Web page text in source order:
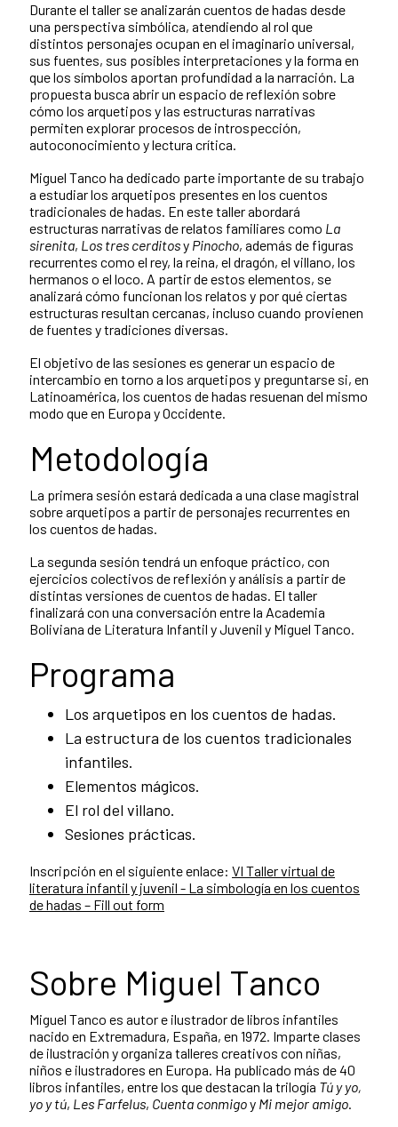
Durante el taller se analizarán cuentos de hadas desde
una perspectiva simbólica, atendiendo al rol que
distintos personajes ocupan en el imaginario universal,
sus fuentes, sus posibles interpretaciones y la forma en
que los símbolos aportan profundidad a la narración. La
propuesta busca abrir un espacio de reflexión sobre
cómo los arquetipos y las estructuras narrativas
permiten explorar procesos de introspección,
autoconocimiento y lectura crítica.
Miguel Tanco ha dedicado parte importante de su trabajo
a estudiar los arquetipos presentes en los cuentos
tradicionales de hadas. En este taller abordará
estructuras narrativas de relatos familiares como La
sirenita, Los tres cerditosy Pinocho, además de figuras
recurrentes como el rey, la reina, el dragón, el villano, los
hermanos o el loco. A partir de estos elementos, se
analizará cómo funcionan los relatos y por qué ciertas
estructuras resultan cercanas, incluso cuando provienen
de fuentes y tradiciones diversas.
El objetivo de las sesiones es generar un espacio de
intercambio en torno a los arquetipos y preguntarse si, en
Latinoamérica, los cuentos de hadas resuenan del mismo
modo que en Europa y Occidente.
Metodología
La primera sesión estará dedicada a una clase magistral
sobre arquetipos a partir de personajes recurrentes en
los cuentos de hadas.
La segunda sesión tendrá un enfoque práctico, con
ejercicios colectivos de reflexión y análisis a partir de
distintas versiones de cuentos de hadas. El taller
finalizará con una conversación entre la Academia
Boliviana de Literatura Infantil y Juvenil y Miguel Tanco.
Programa
Los arquetipos en los cuentos de hadas.
La estructura de los cuentos tradicionales
infantiles.
Elementos mágicos.
El rol del villano.
Sesiones prácticas.
Inscripción en el siguiente enlace: VI Taller virtual de
literatura infantil y juvenil - La simbología en los cuentos
de hadas – Fill out form
Sobre Miguel Tanco
Miguel Tanco es autor e ilustrador de libros infantiles
nacido en Extremadura, España, en 1972. Imparte clases
de ilustración y organiza talleres creativos con niñas,
niños e ilustradores en Europa. Ha publicado más de 40
libros infantiles, entre los que destacan la trilogía Tú y yo,
yo y tú, Les Farfelus, Cuenta conmigoy Mi mejor amigo.